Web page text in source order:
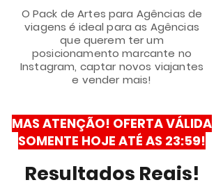
O Pack de Artes para Agências de
viagens é ideal para as Agências
que querem ter um
posicionamento marcante no
Instagram, captar novos viajantes
e vender mais!
MAS ATENÇÃO! OFERTA VÁLIDA
SOMENTE HOJE ATÉ AS 23:59!
Resultados Reais!